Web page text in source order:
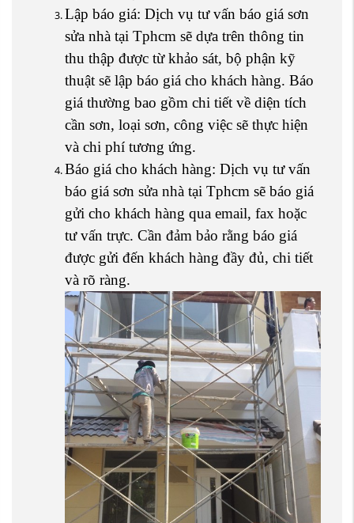
Lập báo giá: Dịch vụ tư vấn báo giá sơn
sửa nhà tại Tphcm sẽ dựa trên thông tin
thu thập được từ khảo sát, bộ phận kỹ
thuật sẽ lập báo giá cho khách hàng. Báo
giá thường bao gồm chi tiết về diện tích
cần sơn, loại sơn, công việc sẽ thực hiện
và chi phí tương ứng.
Báo giá cho khách hàng: Dịch vụ tư vấn
báo giá sơn sửa nhà tại Tphcm sẽ báo giá
gửi cho khách hàng qua email, fax hoặc
tư vấn trực. Cần đảm bảo rằng báo giá
được gửi đến khách hàng đầy đủ, chi tiết
và rõ ràng.